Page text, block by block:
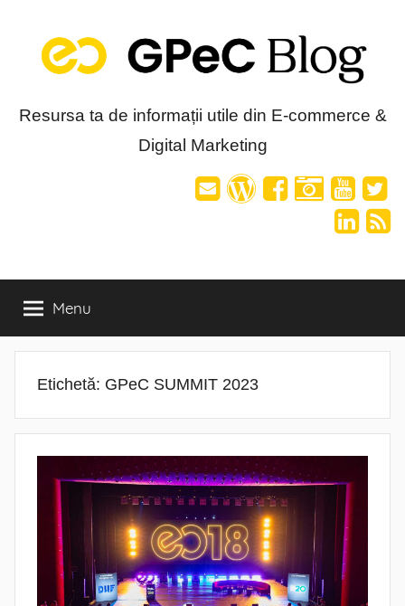
content
Blog-
Resursa ta de informații utile din E-commerce &
Digital Marketing
Menu
Etichetă: GPeC SUMMIT 2023